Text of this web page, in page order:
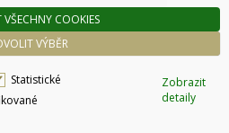
VÝBĚR
VŠECHNY COOKIES
Statistické
Zobrazit
detaily